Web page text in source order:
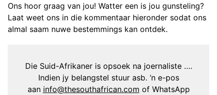
Ons hoor graag van jou! Watter een is jou gunsteling?
Laat weet ons in die kommentaar hieronder sodat ons
almal saam nuwe bestemmings kan ontdek.
Die Suid-Afrikaner is opsoek na joernaliste ….
Indien jy belangstel stuur asb. ‘n e-pos
aan info@thesouthafrican.com of WhatsApp